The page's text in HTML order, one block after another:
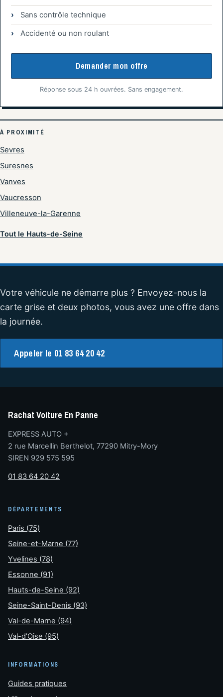
Sans contrôle technique
Accidenté ou non roulant
Demander mon offre
Réponse sous 24 h ouvrées. Sans engagement.
À PROXIMITÉ
Sevres
Suresnes
Vanves
Vaucresson
Villeneuve-la-Garenne
Tout le Hauts-de-Seine
Votre véhicule ne démarre plus ? Envoyez-nous la
carte grise et deux photos, vous avez une offre dans
la journée.
Appeler le 01 83 64 20 42
Rachat Voiture En Panne
EXPRESS AUTO +
2 rue Marcellin Berthelot, 77290 Mitry-Mory
SIREN 929 575 595
01 83 64 20 42
DÉPARTEMENTS
Paris (75)
Seine-et-Marne (77)
Yvelines (78)
Essonne (91)
Hauts-de-Seine (92)
Seine-Saint-Denis (93)
Val-de-Marne (94)
Val-d'Oise (95)
INFORMATIONS
Guides pratiques